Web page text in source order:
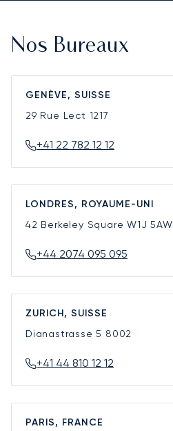
Nos Bureaux
GENÈVE, SUISSE
29 Rue Lect 1217
+41 22 782 12 12
LONDRES, ROYAUME-UNI
42 Berkeley SquareW1J 5AW
+44 2074 095 095
ZURICH, SUISSE
Dianastrasse 5 8002
+41 44 810 12 12
PARIS, FRANCE